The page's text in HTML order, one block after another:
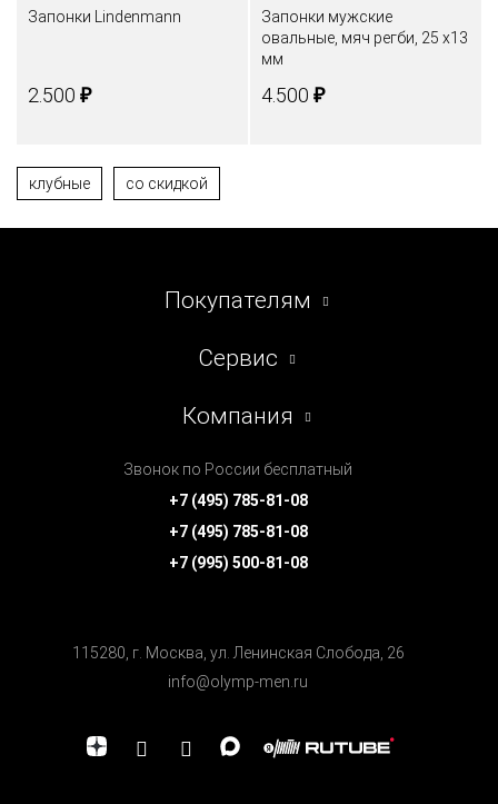
Запонки Lindenmann
2.500 ₽
Запонки мужские
овальные, мяч регби, 25 х13
мм
4.500 ₽
клубные со скидкой
Покупателям
Сервис
Компания
Звонок по России бесплатный
+7 (495) 785-81-08
+7 (495) 785-81-08
+7 (995) 500-81-08
115280, г. Москва, ул. Ленинская Cлобода, 26
info@olymp-men.ru